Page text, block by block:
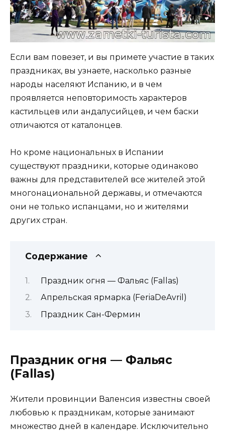
Если вам повезет, и вы примете участие в таких
праздниках, вы узнаете, насколько разные
народы населяют Испанию, и в чем
проявляется неповторимость характеров
кастильцев или андалусийцев, и чем баски
отличаются от каталонцев.
Но кроме национальных в Испании
существуют праздники, которые одинаково
важны для представителей все жителей этой
многонациональной державы, и отмечаются
они не только испанцами, но и жителями
других стран.
Содержание
Праздник огня — Фальяс (Fallas)
Апрельская ярмарка (FeriaDeAvril)
Праздник Сан-Фермин
Праздник огня — Фальяс
(Fallas)
Жители провинции Валенсия известны своей
любовью к праздникам, которые занимают
множество дней в календаре. Исключительно